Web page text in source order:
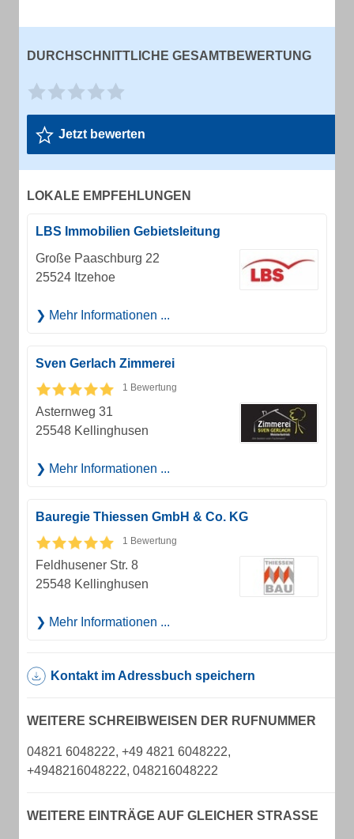
DURCHSCHNITTLICHE GESAMTBEWERTUNG
Jetzt bewerten
LOKALE EMPFEHLUNGEN
LBS Immobilien Gebietsleitung
Große Paaschburg 22
25524 Itzehoe
Mehr Informationen ...
Sven Gerlach Zimmerei
1 Bewertung
Asternweg 31
25548 Kellinghusen
Mehr Informationen ...
Bauregie Thiessen GmbH & Co. KG
1 Bewertung
Feldhusener Str. 8
25548 Kellinghusen
Mehr Informationen ...
Kontakt im Adressbuch speichern
WEITERE SCHREIBWEISEN DER RUFNUMMER
04821 6048222, +49 4821 6048222,
+4948216048222, 048216048222
WEITERE EINTRÄGE AUF GLEICHER STRASSE